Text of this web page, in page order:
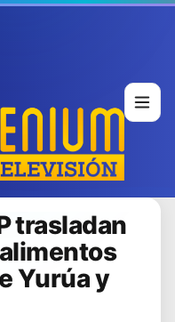
trasladan
Yurúa y